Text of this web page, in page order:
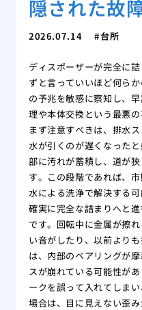
隠された故
2026.07.14 台所
ディスポーザーが完全に
ずと言っていいほど何ら
の予兆を敏感に察知し、
理や本体交換という最悪
まず注意すべきは、排水
水が引くのが遅くなった
部に汚れが蓄積し、道が
す。この段階であれば、
水による洗浄で解決する
確実に完全な詰まりへと
です。回転中に金属が擦
い音がしたり、以前より
は、内部のベアリングが
スが崩れている可能性が
ークを誤って入れてしま
場合は、目に見えない歪